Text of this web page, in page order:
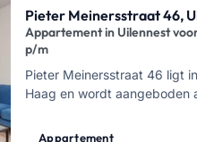
Pieter Meinersstraat 46,
Appartement in Uilennest
p/m
Pieter Meinersstraat 46 ligt
Haag en wordt aangeboden
Zoek je een huurwoning in
Appartement